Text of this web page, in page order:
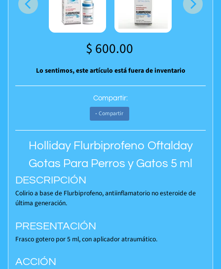
$ 600.00
Lo sentimos, este artículo está fuera de inventario
Compartir:
Compartir
Holliday Flurbiprofeno Oftalday
Gotas Para Perros y Gatos 5 ml
DESCRIPCIÓN
Colirio a base de Flurbiprofeno, antiinflamatorio no esteroide de
última generación.
PRESENTACIÓN
Frasco gotero por 5 ml, con aplicador atraumático.
ACCIÓN